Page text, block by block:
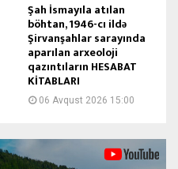
Şah İsmayıla atılan
böhtan, 1946-cı ildə
Şirvanşahlar sarayında
aparılan arxeoloji
qazıntıların HESABAT
KİTABLARI
06 Avqust 2026 15:00